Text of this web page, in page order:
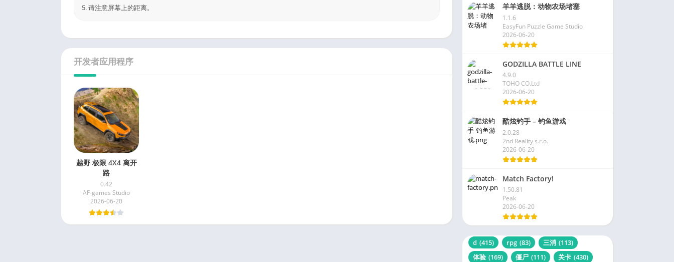
5. 请注意屏幕上的距离。
开发者应用程序
越野 极限 4X4 离开
路
0.42
AF-games Studio
2026-06-20
羊羊逃脱：动物农场堵塞
1.1.6
EasyFun Puzzle Game Studio
2026-06-20
GODZILLA BATTLE LINE
4.9.0
TOHO CO.Ltd
2026-06-20
酷炫钓手 – 钓鱼游戏
2.0.28
2nd Reality s.r.o.
2026-06-20
Match Factory!
1.50.81
Peak
2026-06-20
d (415) rpg (83) 三消 (113)
体验 (169) 僵尸 (111) 关卡 (430)